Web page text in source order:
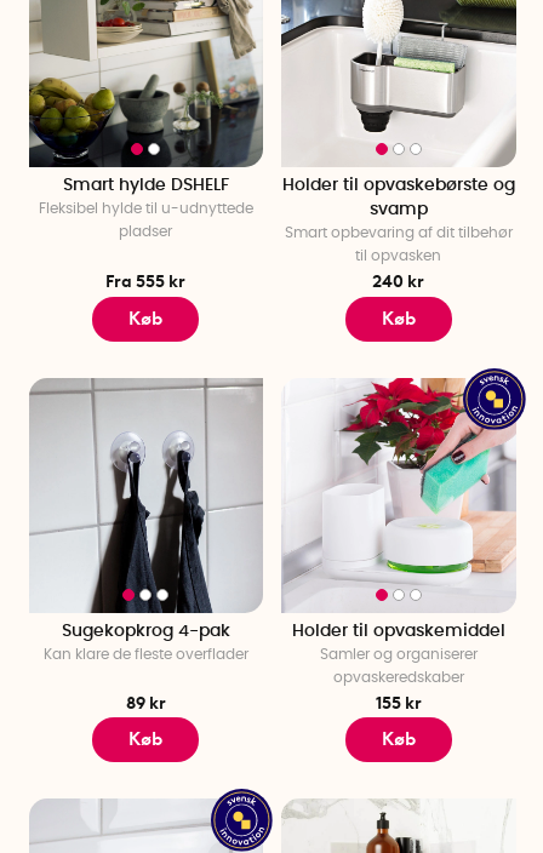
Smart hylde DSHELF
Fleksibel hylde til u-udnyttede
pladser
Fra 555 kr
Køb
Holder til opvaskebørste og
svamp
Smart opbevaring af dit tilbehør
til opvasken
240 kr
Køb
Sugekopkrog 4-pak
Kan klare de fleste overflader
89 kr
Køb
Holder til opvaskemiddel
Samler og organiserer
opvaskeredskaber
155 kr
Køb